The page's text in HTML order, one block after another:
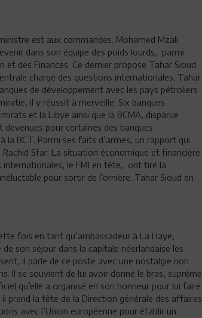
est aux commandes. Mohamed Mzali
dans son équipe des poids lourds, parmi
des Finances. Ce dernier propose Tahar Sioud
chargé des questions internationales. Tahar
de développement avec les pays pétroliers
il y réussit à merveille. Six banques
et la Libye ainsi que la BCMA, disparue
pour certaines des banques
la BCT. Parmi ses faits d’armes, un rapport qui
Sfar. La situation économique et financière
internationales, le FMI en tête, ont tiré la
pour sortir de l’ornière. Tahar Sioud en
fois en tant qu’ambassadeur à La Haye,
son séjour dans la capitale néerlandaise les
il parle de ce poste avec une nostalgie non
Il se souvient de lui avoir donné le bras, suprême
qu’elle a organisé en son honneur pour lui faire
prend la tête de la Direction générale des affaires
avec l’Union européenne pour établir un